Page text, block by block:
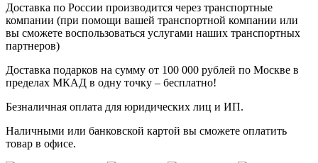
Доставка по России производится через транспортные
компании (при помощи вашей транспортной компании или
вы сможете воспользоваться услугами наших транспортных
партнеров)
Доставка подарков на сумму от 100 000 рублей по Москве в
пределах МКАД в одну точку – бесплатно!
Безналичная оплата для юридических лиц и ИП.
Наличными или банковской картой вы сможете оплатить
товар в офисе.